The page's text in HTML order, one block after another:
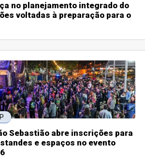
no planejamento integrado do
voltadas à preparação para o
Sebastião abre inscrições para
e espaços no evento